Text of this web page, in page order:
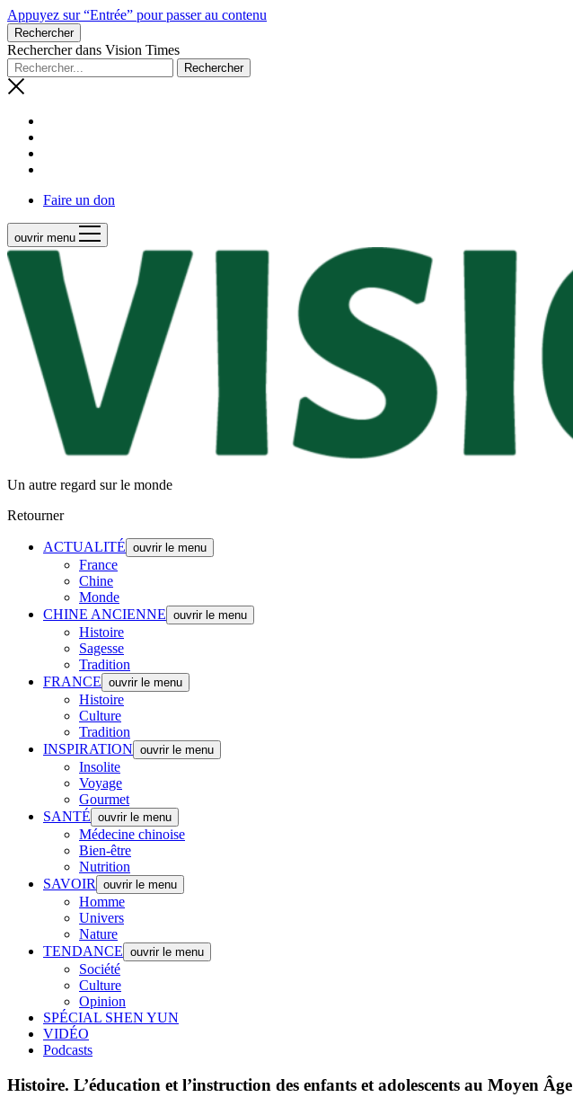
Appuyez sur “Entrée” pour passer au contenu
Rechercher
Rechercher dans Vision Times
Faire un don
ouvrir menu
Un autre regard sur le monde
Retourner
ACTUALITÉ ouvrir le menu
France
Chine
Monde
CHINE ANCIENNE ouvrir le menu
Histoire
Sagesse
Tradition
FRANCE ouvrir le menu
Histoire
Culture
Tradition
INSPIRATION ouvrir le menu
Insolite
Voyage
Gourmet
SANTÉ ouvrir le menu
Médecine chinoise
Bien-être
Nutrition
SAVOIR
ouvrir le menu
Homme
Univers
Nature
TENDANCE ouvrir le menu
Société
Culture
Opinion
SPÉCIAL SHEN YUN
VIDÉO
Podcasts
Histoire. L’éducation et l’instruction des enfants et adolescents au Moyen Âge